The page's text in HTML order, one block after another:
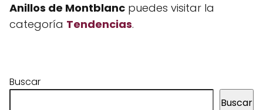
Anillos de Montblanc puedes visitar la
categoría Tendencias.
Buscar
Buscar